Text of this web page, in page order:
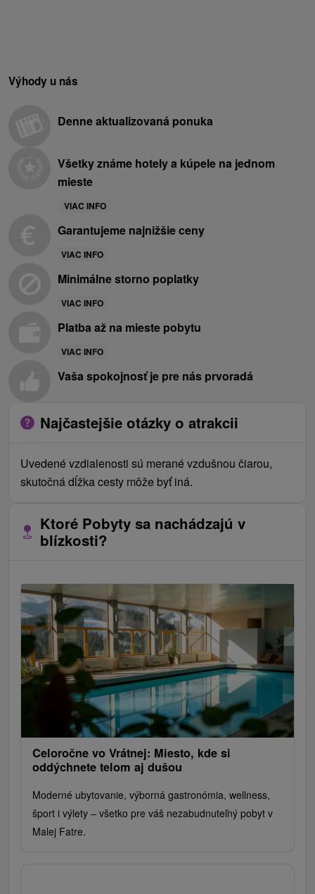
Výhody u nás
Denne aktualizovaná ponuka
Všetky známe hotely a kúpele na jednom
mieste
VIAC INFO
Garantujeme najnižšie ceny
VIAC INFO
Minimálne storno poplatky
VIAC INFO
Platba až na mieste pobytu
VIAC INFO
Vaša spokojnosť je pre nás prvoradá
Najčastejšie otázky o atrakcii
Uvedené vzdialenosti sú merané vzdušnou čiarou,
skutočná dĺžka cesty môže byť iná.
Ktoré Pobyty sa nachádzajú v
blízkosti?
Celoročne vo Vrátnej: Miesto, kde si
oddýchnete telom aj dušou
Moderné ubytovanie, výborná gastronómia, wellness,
šport i výlety – všetko pre váš nezabudnuteľný pobyt v
Malej Fatre.